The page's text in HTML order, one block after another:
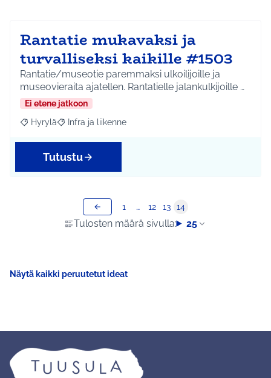
Rantatie mukavaksi ja
turvalliseksi kaikille #1503
Rantatie/museotie paremmaksi ulkoilijoille ja
museovieraita ajatellen. Rantatielle jalankulkijoille …
Ei etene jatkoon
Rajaa tulokset aihepiirin mukaan: Hyrylä
Hyrylä Rajaa tulokset teeman mukaan: Infra ja liikenne
Infra ja liikenne
Tutustu
Tulosten määrä sivulla: 25
1 … 12 13 14
Näytä kaikki peruutetut ideat